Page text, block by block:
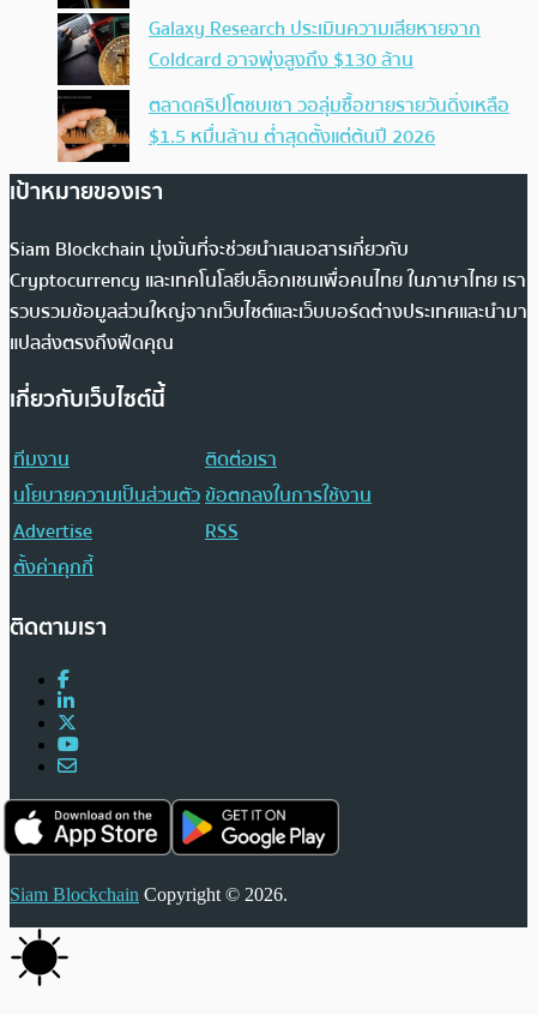
Galaxy Research ประเมินความเสียหายจาก
Coldcard อาจพุ่งสูงถึง $130 ล้าน
ตลาดคริปโตซบเซา วอลุ่มซื้อขายรายวันดิ่งเหลือ
$1.5 หมื่นล้าน ต่ำสุดตั้งแต่ต้นปี 2026
เป้าหมายของเรา
Siam Blockchain มุ่งมั่นที่จะช่วยนำเสนอสารเกี่ยวกับ
Cryptocurrency และเทคโนโลยีบล็อกเชนเพื่อคนไทย ในภาษาไทย เรา
รวบรวมข้อมูลส่วนใหญ่จากเว็บไซต์และเว็บบอร์ดต่างประเทศและนำมา
แปลส่งตรงถึงฟีดคุณ
เกี่ยวกับเว็บไซต์นี้
ทีมงาน
ติดต่อเรา
นโยบายความเป็นส่วนตัวข้อตกลงในการใช้งาน
Advertise
RSS
ตั้งค่าคุกกี้
ติดตามเรา
Siam Blockchain Copyright © 2026.